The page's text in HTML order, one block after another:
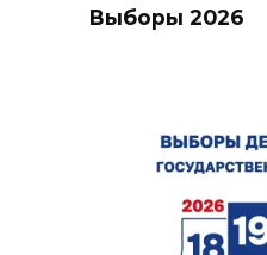
Выборы 2026